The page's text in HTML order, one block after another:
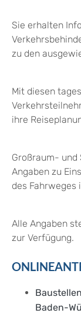
Sie erhalten
zu den
Mit diesen
ihre
Großraum-
Angaben zu
des
Alle Angaben
zur Verfügung.
Baden-